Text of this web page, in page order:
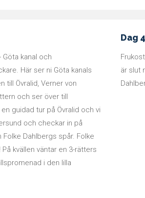
kanal och
Här ser ni Göta kanals
till Övralid, Verner von
och ser över till
guidad tur på Övralid och vi
och checkar in på
Dahlbergs spår. Folke
kvällen väntar en 3-rätters
i den lilla
Dag 4
är slut